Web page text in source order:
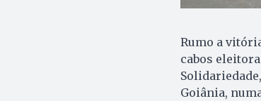
Rumo a
cabos
Goiânia,